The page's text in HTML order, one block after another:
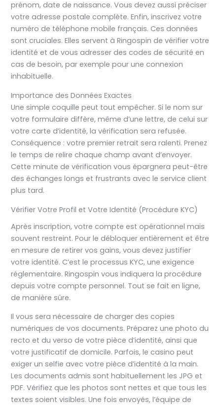
prénom, date de naissance. Vous devez aussi préciser
votre adresse postale complète. Enfin, inscrivez votre
numéro de téléphone mobile français. Ces données
sont cruciales. Elles servent à Ringospin de vérifier votre
identité et de vous adresser des codes de sécurité en
cas de besoin, par exemple pour une connexion
inhabituelle.
Importance des Données Exactes
Une simple coquille peut tout empêcher. Si le nom sur
votre formulaire diffère, même d’une lettre, de celui sur
votre carte d’identité, la vérification sera refusée.
Conséquence : votre premier retrait sera ralenti. Prenez
le temps de relire chaque champ avant d’envoyer.
Cette minute de vérification vous épargnera peut-être
des échanges longs et frustrants avec le service client
plus tard.
Vérifier Votre Profil et Votre Identité (Procédure KYC)
Après inscription, votre compte est opérationnel mais
souvent restreint. Pour le débloquer entièrement et être
en mesure de retirer vos gains, vous devez justifier
votre identité. C’est le processus KYC, une exigence
réglementaire. Ringospin vous indiquera la procédure
depuis votre compte personnel. Tout se fait en ligne,
de manière sûre.
Il vous sera nécessaire de charger des copies
numériques de vos documents. Préparez une photo du
recto et du verso de votre pièce d’identité, ainsi que
votre justificatif de domicile. Parfois, le casino peut
exiger un selfie avec votre pièce d’identité à la main.
Les documents admis sont habituellement les JPG et
PDF. Vérifiez que les photos sont nettes et que tous les
textes soient visibles. Une fois envoyés, l’équipe de